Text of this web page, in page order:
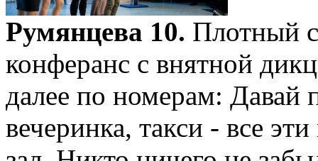
Румянцева 10. Плотный
конферанс с внятной
далее по номерам: Давай
вечеринка, такси - все